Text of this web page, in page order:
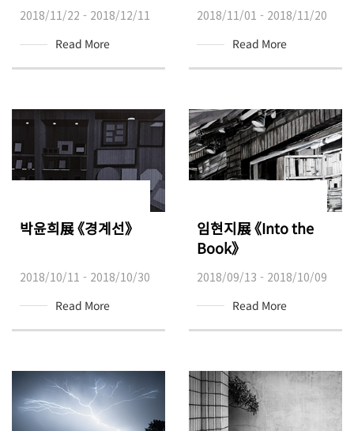
2018/11/22 - 2018/12/11
Read More
2018/11/01 - 2018/11/20
Read More
박윤희展 《경계선》
2018/10/11 - 2018/10/30
Read More
임현지展 《Into the
Book》
2018/09/13 - 2018/10/09
Read More